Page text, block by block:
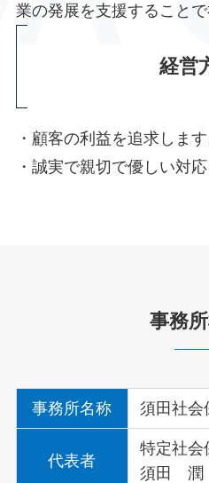
業の発展を支援することで
経営
・顧客の利益を追求します
・誠実で親切で優しい対
事務
事務所名称 須田社会
代表者
特定社
須田 潤